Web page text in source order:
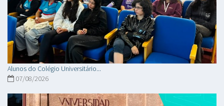
Alunos do Colégio Universitário...
07/08/2026